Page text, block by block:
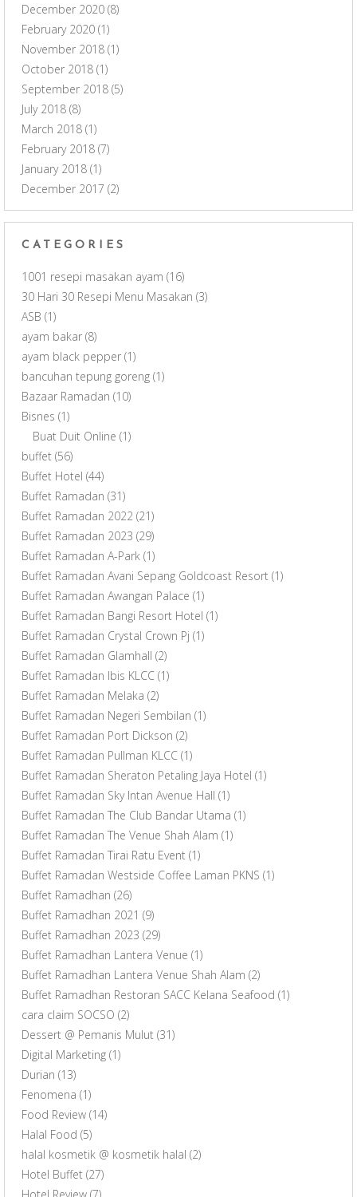
December 2020 (8)
February 2020 (1)
November 2018 (1)
October 2018 (1)
September 2018 (5)
July 2018 (8)
March 2018 (1)
February 2018 (7)
January 2018 (1)
December 2017 (2)
CATEGORIES
1001 resepi masakan ayam (16)
30 Hari 30 Resepi Menu Masakan (3)
ASB (1)
ayam bakar (8)
ayam black pepper (1)
bancuhan tepung goreng (1)
Bazaar Ramadan (10)
Bisnes (1)
Buat Duit Online (1)
buffet (56)
Buffet Hotel (44)
Buffet Ramadan (31)
Buffet Ramadan 2022 (21)
Buffet Ramadan 2023 (29)
Buffet Ramadan A-Park (1)
Buffet Ramadan Avani Sepang Goldcoast Resort (1)
Buffet Ramadan Awangan Palace (1)
Buffet Ramadan Bangi Resort Hotel (1)
Buffet Ramadan Crystal Crown Pj (1)
Buffet Ramadan Glamhall (2)
Buffet Ramadan Ibis KLCC (1)
Buffet Ramadan Melaka (2)
Buffet Ramadan Negeri Sembilan (1)
Buffet Ramadan Port Dickson (2)
Buffet Ramadan Pullman KLCC (1)
Buffet Ramadan Sheraton Petaling Jaya Hotel (1)
Buffet Ramadan Sky Intan Avenue Hall (1)
Buffet Ramadan The Club Bandar Utama (1)
Buffet Ramadan The Venue Shah Alam (1)
Buffet Ramadan Tirai Ratu Event (1)
Buffet Ramadan Westside Coffee Laman PKNS (1)
Buffet Ramadhan (26)
Buffet Ramadhan 2021 (9)
Buffet Ramadhan 2023 (29)
Buffet Ramadhan Lantera Venue (1)
Buffet Ramadhan Lantera Venue Shah Alam (2)
Buffet Ramadhan Restoran SACC Kelana Seafood (1)
cara claim SOCSO (2)
Dessert @ Pemanis Mulut (31)
Digital Marketing (1)
Durian (13)
Fenomena (1)
Food Review (14)
Halal Food (5)
halal kosmetik @ kosmetik halal (2)
Hotel Buffet (27)